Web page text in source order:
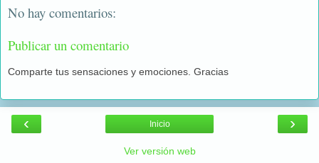
No hay comentarios:
Publicar un comentario
Comparte tus sensaciones y emociones. Gracias
‹ ›
Inicio
Ver versión web